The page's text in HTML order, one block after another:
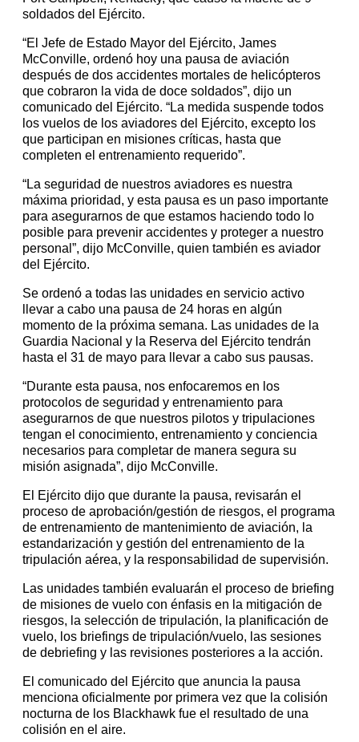
soldados del Ejército.
“El Jefe de Estado Mayor del Ejército, James
McConville, ordenó hoy una pausa de aviación
después de dos accidentes mortales de helicópteros
que cobraron la vida de doce soldados”, dijo un
comunicado del Ejército. “La medida suspende todos
los vuelos de los aviadores del Ejército, excepto los
que participan en misiones críticas, hasta que
completen el entrenamiento requerido”.
“La seguridad de nuestros aviadores es nuestra
máxima prioridad, y esta pausa es un paso importante
para asegurarnos de que estamos haciendo todo lo
posible para prevenir accidentes y proteger a nuestro
personal”, dijo McConville, quien también es aviador
del Ejército.
Se ordenó a todas las unidades en servicio activo
llevar a cabo una pausa de 24 horas en algún
momento de la próxima semana. Las unidades de la
Guardia Nacional y la Reserva del Ejército tendrán
hasta el 31 de mayo para llevar a cabo sus pausas.
“Durante esta pausa, nos enfocaremos en los
protocolos de seguridad y entrenamiento para
asegurarnos de que nuestros pilotos y tripulaciones
tengan el conocimiento, entrenamiento y conciencia
necesarios para completar de manera segura su
misión asignada”, dijo McConville.
El Ejército dijo que durante la pausa, revisarán el
proceso de aprobación/gestión de riesgos, el programa
de entrenamiento de mantenimiento de aviación, la
estandarización y gestión del entrenamiento de la
tripulación aérea, y la responsabilidad de supervisión.
Las unidades también evaluarán el proceso de briefing
de misiones de vuelo con énfasis en la mitigación de
riesgos, la selección de tripulación, la planificación de
vuelo, los briefings de tripulación/vuelo, las sesiones
de debriefing y las revisiones posteriores a la acción.
El comunicado del Ejército que anuncia la pausa
menciona oficialmente por primera vez que la colisión
nocturna de los Blackhawk fue el resultado de una
colisión en el aire.